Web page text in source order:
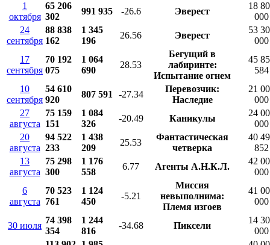
1
октября
65 206
302
991 935 -26.6 Эверест
18
000
24
сентября
88 838
162
1 345
196
26.56 Эверест
53
000
17
сентября
70 192
075
1 064
690
28.53
Бегущий в
лабиринте:
Испытание огнем
45
584
10
сентября
54 610
920
807 591 -27.34
Перевозчик:
Наследие
21
000
27
августа
75 159
151
1 084
326
-20.49 Каникулы
24
000
20
августа
94 522
233
1 438
209
25.53
Фантастическая
четверка
40
852
13
августа
75 298
300
1 176
558
6.77 Агенты А.Н.К.Л.
42
000
6
августа
70 523
761
1 124
450
-5.21
Миссия
невыполнима:
Племя изгоев
41
000
30 июля
74 398
354
1 244
816
-34.68 Пиксели
14
000